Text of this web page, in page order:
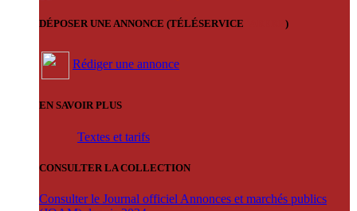
DÉPOSER UNE ANNONCE (TÉLÉSERVICE )
Rédiger une annonce
EN SAVOIR PLUS
Textes et tarifs
CONSULTER LA COLLECTION
Consulter le Journal officiel Annonces et marchés publics